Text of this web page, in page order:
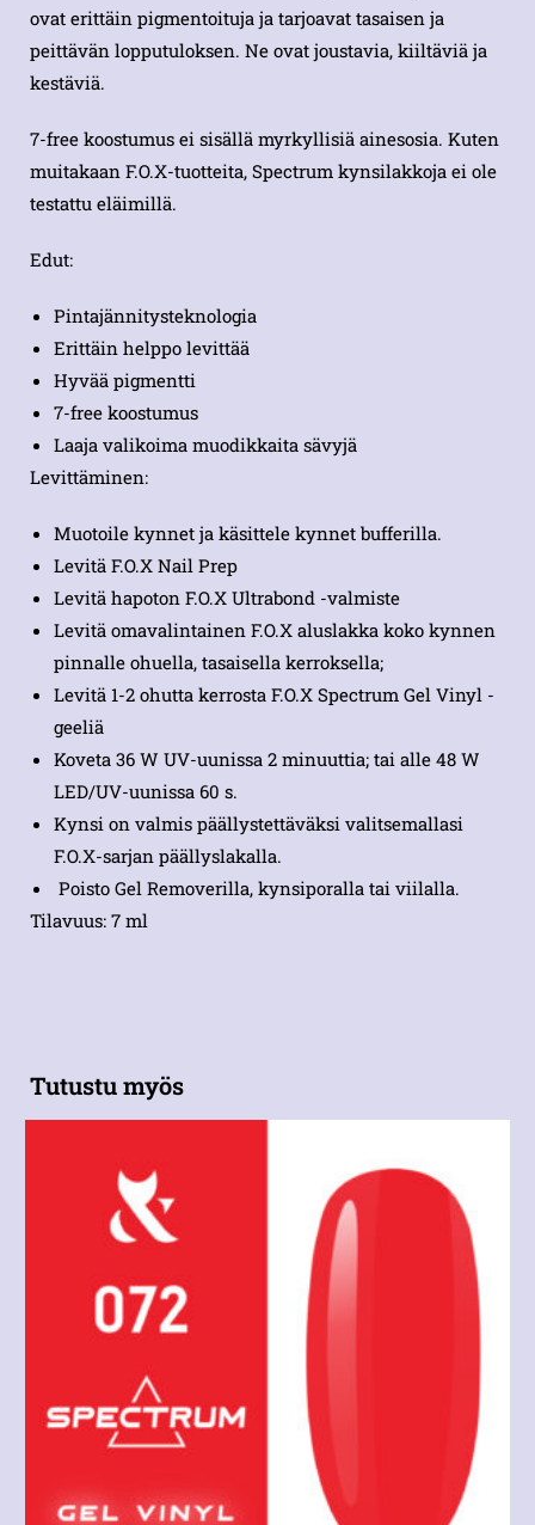
ovat erittäin pigmentoituja ja tarjoavat tasaisen ja
peittävän lopputuloksen. Ne ovat joustavia, kiiltäviä ja
kestäviä.
7-free koostumus ei sisällä myrkyllisiä ainesosia. Kuten
muitakaan F.O.X-tuotteita, Spectrum kynsilakkoja ei ole
testattu eläimillä.
Edut:
Pintajännitysteknologia
Erittäin helppo levittää
Hyvää pigmentti
7-free koostumus
Laaja valikoima muodikkaita sävyjä
Levittäminen:
Muotoile kynnet ja käsittele kynnet bufferilla.
Levitä F.O.X Nail Prep
Levitä hapoton F.O.X Ultrabond -valmiste
Levitä omavalintainen F.O.X aluslakka koko kynnen
pinnalle ohuella, tasaisella kerroksella;
Levitä 1-2 ohutta kerrosta F.O.X Spectrum Gel Vinyl -
geeliä
Koveta 36 W UV-uunissa 2 minuuttia; tai alle 48 W
LED/UV-uunissa 60 s.
Kynsi on valmis päällystettäväksi valitsemallasi
F.O.X-sarjan päällyslakalla.
Poisto Gel Removerilla, kynsiporalla tai viilalla.
Tilavuus: 7 ml
Tutustu myös